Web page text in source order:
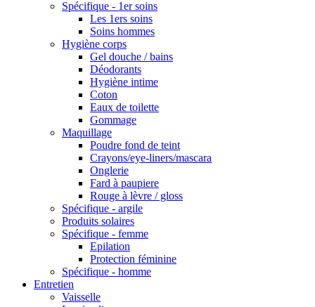
Spécifique - 1er soins
Les 1ers soins
Soins hommes
Hygiène corps
Gel douche / bains
Déodorants
Hygiène intime
Coton
Eaux de toilette
Gommage
Maquillage
Poudre fond de teint
Crayons/eye-liners/mascara
Onglerie
Fard à paupiere
Rouge à lèvre / gloss
Spécifique - argile
Produits solaires
Spécifique - femme
Epilation
Protection féminine
Spécifique - homme
Entretien
Vaisselle